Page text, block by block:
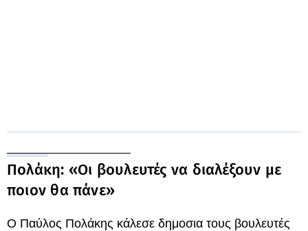
Πολάκη: «Οι βουλευτές να διαλέξουν με
ποιον θα πάνε»
Ο Παύλος Πολάκης κάλεσε δημοσια τους βουλευτές